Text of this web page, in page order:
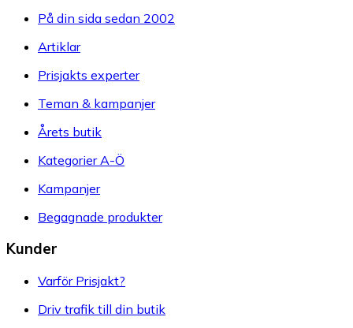
På din sida sedan 2002
Artiklar
Prisjakts experter
Teman & kampanjer
Årets butik
Kategorier A-Ö
Kampanjer
Begagnade produkter
Kunder
Varför Prisjakt?
Driv trafik till din butik